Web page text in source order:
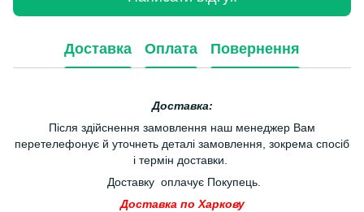
Доставка Оплата Повернення
Доставка:
Після здійснення замовлення наш менеджер Вам
перетелефонує й уточнеть деталі замовлення, зокрема спосіб
і термін доставки.
Доставку оплачує Покупець.
Доставка по Харкову